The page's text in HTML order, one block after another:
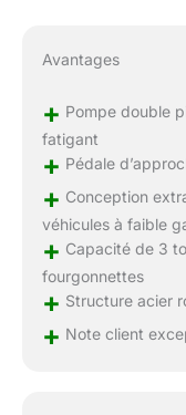
Avantages
+ Pompe double
fatigant
+ Pédale
+ Conception
véhicules à faible
+ Capacité de 3
fourgonnettes
+ Structure acier
+ Note client